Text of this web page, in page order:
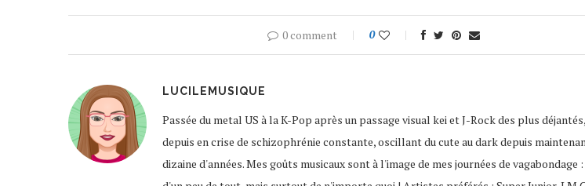
0 comment 0
LUCILEMUSIQUE
Passée du metal US à la K-Pop après un passage visual kei et J-Rock des plus
depuis en crise de schizophrénie constante, oscillant du cute au dark depuis
dizaine d'années. Mes goûts musicaux sont à l'image de mes journées de